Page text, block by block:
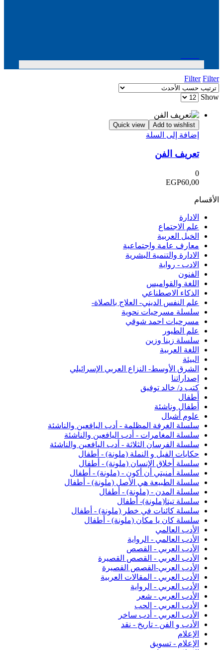
Filter Filter
Show
Add to wishlist
Quick view
إضافة إلى السلة
تعريف الفن
0
EGP60,00
الأقسام
الادارة
علم الاجتماع
الخيل العربية
معارف عامة واجتماعية
الادارة والتنمية البشرية
الادب - رواية
الفنون
اللغة والقواميس
الذكاء الاصطناعي
علم النفس الديني- العلاج بالصلاة-
سلسلة مسرحيات نحوية
مسرحيات احمد شوقي
علم الطيور
سلسلة زينا وزين
اللغة العربية
البيئة
الشرق الأوسط- النزاع العربي الإسرائيلي
إصداراتنا
كتب د/ خالد توفيق
أطفال
أطفال وناشئة
علوم أشبال
سلسلة الغرفة المظلمة - أدب اليافعين والناشئة
سلسلة المغامرات - أدب اليافعين والناشئة
سلسلة الفرسان الثلاثة - أدب اليافعين والناشئة
حكايات الفيل و النملة (ملونة) - أطفال
سلسلة أخلاق الإنسان (ملونة) - أطفال
سلسلة أمنيتي أن أكون - (ملونة) - أطفال
سلسلة الطبيعة هي الأصل (ملونة) - أطفال
سلسلة المدن - (ملونة) - أطفال
سلسلة تيتا(ملونة)- أطفال
سلسلة كائنات في خطر (ملونة) - أطفال
سلسلة كان يا مكان (ملونة) - أطفال
الأدب العالمي
الأدب العالمي - الرواية
الأدب العربي - القصص
الأدب العربي - القصص القصيرة
الأدب العربي-القصص القصيرة
الأدب العربي - المقالات العربية
الأدب العربي - الرواية
الأدب العربي - شعر
الأدب العربي - الحب
الأدب العربي - أدب ساخر
الأدب و الفن - تاريخ - نقد
الإعلام
الإعلام - تسويق